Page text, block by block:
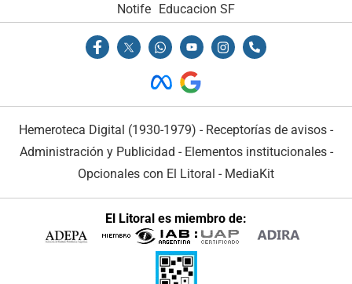
Notife Educacion SF
Hemeroteca Digital (1930-1979) - Receptorías de avisos -
Administración y Publicidad - Elementos institucionales-
Opcionales con El Litoral - MediaKit
El Litoral es miembro de: